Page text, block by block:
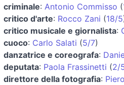
criminale: Antonio Commisso (
critico d'arte: Rocco Zani (18/5
critico musicale e giornalista:
cuoco: Carlo Salati (5/7)
danzatrice e coreografa:
deputata: Paola Frassinetti (2/
direttore della fotografia: